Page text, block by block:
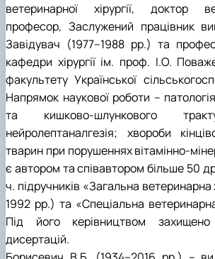
ветеринарної хірургії, доктор
професор, Заслужений працівник
Завідувач (1977–1988 рр.) та
кафедри хірургії ім. проф. І.О.
факультету Української
Напрямок наукової роботи –
та кишково-шлункового
нейролептаналгезія; хвороби
тварин при порушеннях вітамінно-
є автором та співавтором більше 50
ч. підручників «Загальна ветеринарна
1992 рр.) та «Спеціальна
Під його керівництвом
дисертацій.